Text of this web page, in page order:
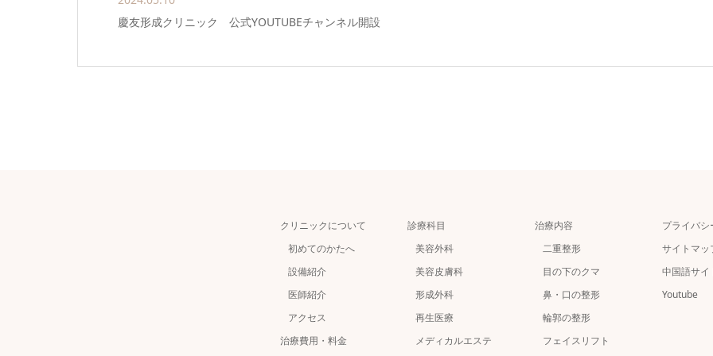
慶友形成クリニック 公式YOUTUBEチャンネル開設
クリニックについて
初めてのかたへ
設備紹介
医師紹介
アクセス
治療費用・料金
診療科目
美容外科
美容皮膚科
形成外科
再生医療
メディカルエステ
治療内容
二重整形
目の下のクマ
鼻・口の整形
輪郭の整形
フェイスリフト
プライバシ
サイトマッ
中国語サイ
Youtube